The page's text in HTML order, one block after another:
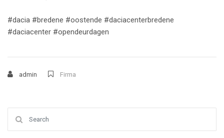
#dacia #bredene #oostende #daciacenterbredene
#daciacenter #opendeurdagen
admin Firma